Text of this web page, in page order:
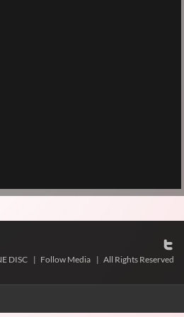
DISC | Follow Media | All Rights Reserved